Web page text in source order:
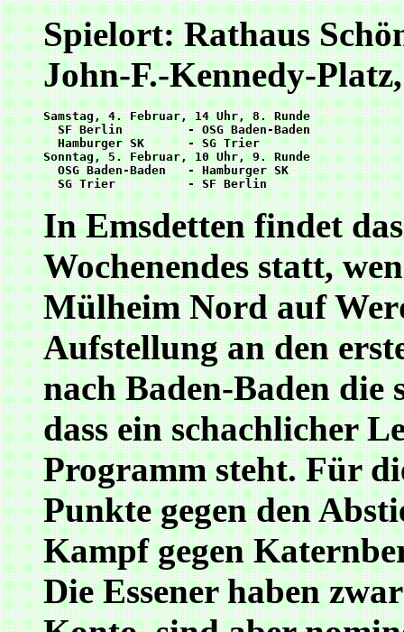
Spielort: Rathaus
John-F.-Kennedy-
Samstag, 4. Februar, 14 Uhr, 8. Runde
  SF Berlin         - OSG Baden-Baden
  Hamburger SK      - SG Trier
Sonntag, 5. Februar, 10 Uhr, 9. Runde
  OSG Baden-Baden   - Hamburger SK
In Emsdetten findet
Wochenendes statt,
Mülheim Nord auf
Aufstellung an den
nach Baden-Baden die
dass ein schachlicher
Programm steht. Für
Punkte gegen den
Kampf gegen
Die Essener haben